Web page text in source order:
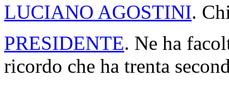
LUCIANO AGOSTINI.
PRESIDENTE. Ne ha
ricordo che ha trenta